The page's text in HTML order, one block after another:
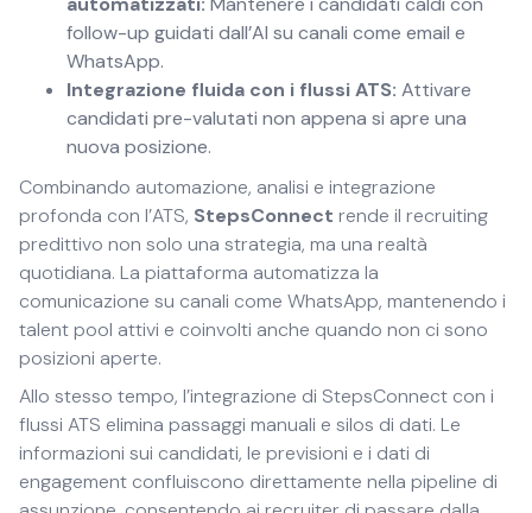
follow-up guidati dall’AI su canali come email e
WhatsApp.
Integrazione fluida con i flussi ATS: Attivare
candidati pre-valutati non appena si apre una
nuova posizione.
Combinando automazione, analisi e integrazione
profonda con l’ATS, StepsConnect rende il recruiting
predittivo non solo una strategia, ma una realtà
quotidiana. La piattaforma automatizza la
comunicazione su canali come WhatsApp, mantenendo i
talent pool attivi e coinvolti anche quando non ci sono
posizioni aperte.
Allo stesso tempo, l’integrazione di StepsConnect con i
flussi ATS elimina passaggi manuali e silos di dati. Le
informazioni sui candidati, le previsioni e i dati di
engagement confluiscono direttamente nella pipeline di